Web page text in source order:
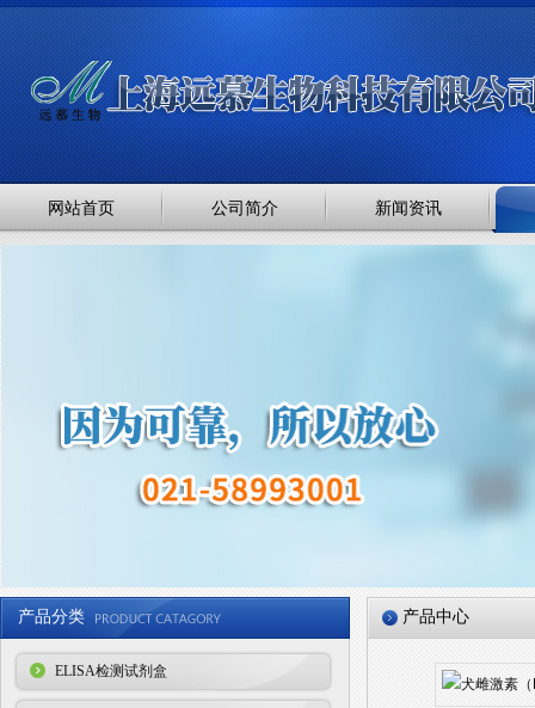
网站首页 公司简介 新闻资讯
产品分类
ELISA检测试剂盒
产品中心